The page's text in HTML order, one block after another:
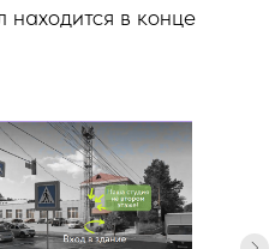
находится в конце